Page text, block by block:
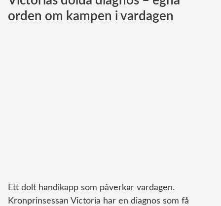
Norska kungahuset
Monacos furstehus
orden om kampen i vardagen
Ett dolt handikapp som påverkar vardagen.
Kronprinsessan Victoria har en diagnos som få